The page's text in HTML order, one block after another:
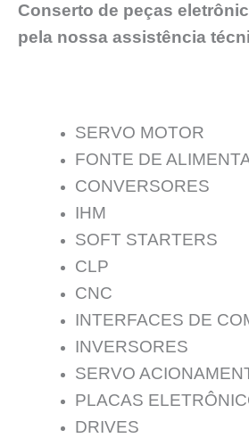
Conserto de peças
pela nossa assistência
SERVO MOTOR
FONTE DE
CONVERSORES
IHM
SOFT STARTERS
CLP
CNC
INTERFACES DE
INVERSORES
SERVO
PLACAS
DRIVES